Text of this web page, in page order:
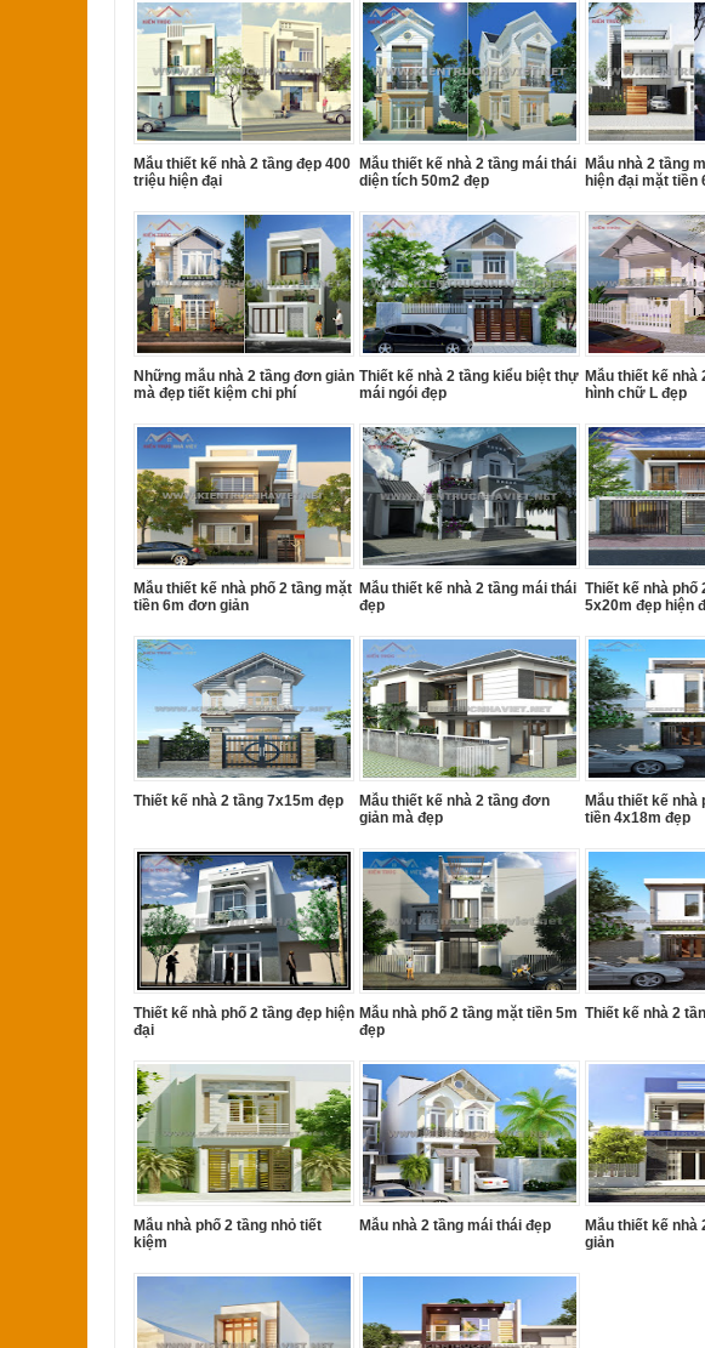
Mẫu thiết kế nhà 2 tầng đẹp 400
triệu hiện đại
Mẫu thiết kế nhà 2 tầng mái thái
diện tích 50m2 đẹp
Mẫu nhà 2 tầng
hiện đại mặt tiền
Những mẫu nhà 2 tầng đơn giản
mà đẹp tiết kiệm chi phí
Thiết kế nhà 2 tầng kiểu biệt thự
mái ngói đẹp
Mẫu thiết kế nhà
hình chữ L đẹp
Mẫu thiết kế nhà phố 2 tầng mặt
tiền 6m đơn giản
Mẫu thiết kế nhà 2 tầng mái thái
đẹp
Thiết kế nhà phố
5x20m đẹp hiện
Thiết kế nhà 2 tầng 7x15m đẹp
Mẫu thiết kế nhà 2 tầng đơn
giản mà đẹp
Mẫu thiết kế nhà
tiền 4x18m đẹp
Thiết kế nhà phố 2 tầng đẹp hiện
đại
Mẫu nhà phố 2 tầng mặt tiền 5m
đẹp
Thiết kế nhà 2
Mẫu nhà phố 2 tầng nhỏ tiết
kiệm
Mẫu nhà 2 tầng mái thái đẹp
Mẫu thiết kế nhà
giản